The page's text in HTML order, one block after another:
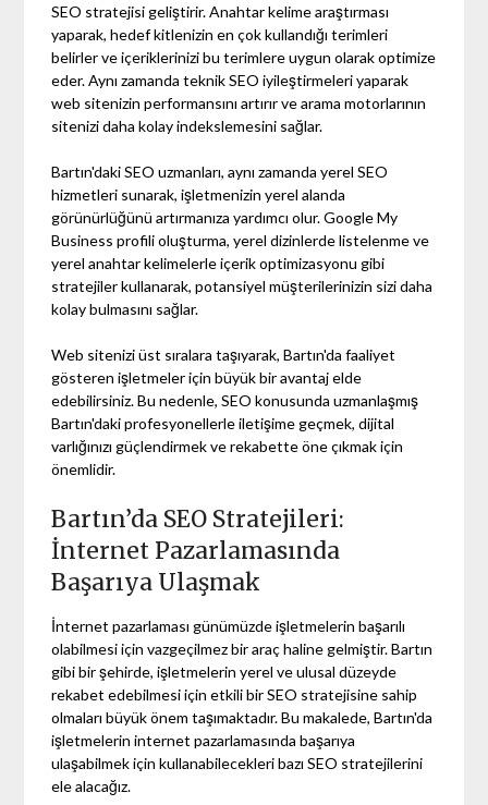
SEO stratejisi geliştirir. Anahtar kelime araştırması
yaparak, hedef kitlenizin en çok kullandığı terimleri
belirler ve içeriklerinizi bu terimlere uygun olarak optimize
eder. Aynı zamanda teknik SEO iyileştirmeleri yaparak
web sitenizin performansını artırır ve arama motorlarının
sitenizi daha kolay indekslemesini sağlar.
Bartın'daki SEO uzmanları, aynı zamanda yerel SEO
hizmetleri sunarak, işletmenizin yerel alanda
görünürlüğünü artırmanıza yardımcı olur. Google My
Business profili oluşturma, yerel dizinlerde listelenme ve
yerel anahtar kelimelerle içerik optimizasyonu gibi
stratejiler kullanarak, potansiyel müşterilerinizin sizi daha
kolay bulmasını sağlar.
Web sitenizi üst sıralara taşıyarak, Bartın'da faaliyet
gösteren işletmeler için büyük bir avantaj elde
edebilirsiniz. Bu nedenle, SEO konusunda uzmanlaşmış
Bartın'daki profesyonellerle iletişime geçmek, dijital
varlığınızı güçlendirmek ve rekabette öne çıkmak için
önemlidir.
Bartın’da SEO Stratejileri:
İnternet Pazarlamasında
Başarıya Ulaşmak
İnternet pazarlaması günümüzde işletmelerin başarılı
olabilmesi için vazgeçilmez bir araç haline gelmiştir. Bartın
gibi bir şehirde, işletmelerin yerel ve ulusal düzeyde
rekabet edebilmesi için etkili bir SEO stratejisine sahip
olmaları büyük önem taşımaktadır. Bu makalede, Bartın'da
işletmelerin internet pazarlamasında başarıya
ulaşabilmek için kullanabilecekleri bazı SEO stratejilerini
ele alacağız.